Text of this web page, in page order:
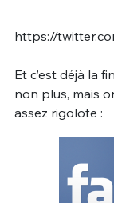
https://
Et c’est déjà la
non plus, mais
assez rigolote :